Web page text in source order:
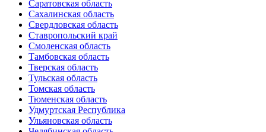
Саратовская область
Сахалинская область
Свердловская область
Ставропольский край
Смоленская область
Тамбовская область
Тверская область
Тульская область
Томская область
Тюменская область
Удмуртская Республика
Ульяновская область